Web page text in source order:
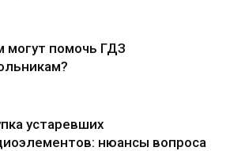
могут помочь ГДЗ
устаревших
нюансы вопроса